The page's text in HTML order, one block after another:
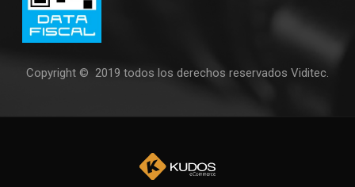
Copyright © 2019 todos los derechos reservados Viditec.